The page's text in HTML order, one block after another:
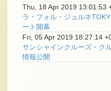
Thu, 18 Apr 2019 13:01:53
ラ・フォル・ジュルネ
ート開幕
Fri, 05 Apr 2019 18:27:14
サンシャインクルーズ・
情報公開